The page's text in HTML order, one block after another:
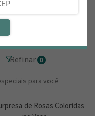
Monte Das Gameleiras -
Refinar 0
para você